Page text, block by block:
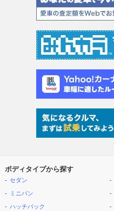
ボディタイプから探す
セダン
ミニバン
ハッチバック